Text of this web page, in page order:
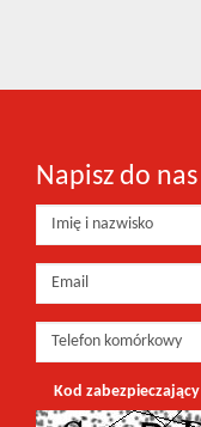
Napisz do nas
Kod zabezpieczający